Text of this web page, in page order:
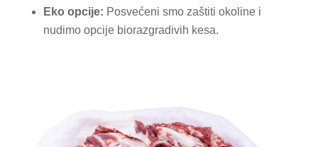
Eko opcije: Posvećeni smo zaštiti okoline i
nudimo opcije biorazgradivih kesa.